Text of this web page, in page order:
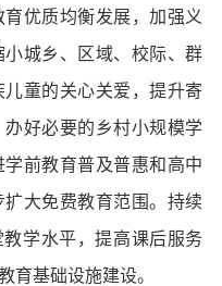
优质均衡发展，加强义
城乡、区域、校际、群
童的关心关爱，提升寄
好必要的乡村小规模学
前教育普及普惠和高中
大免费教育范围。持续
学水平，提高课后服务
育基础设施建设。